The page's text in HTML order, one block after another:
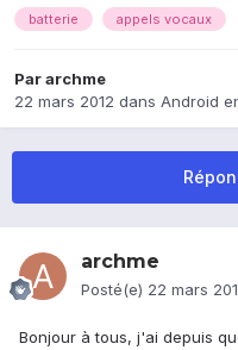
batterie appels vocaux
Pararchme
22 mars 2012 dans Android
archme
Posté(e) 22 mars
Bonjour à tous, j'ai depuis